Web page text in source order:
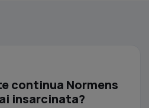
continua Normens
insarcinata?